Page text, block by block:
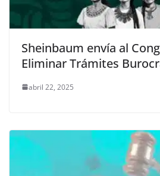
Sheinbaum envía al
Eliminar Trámites
abril 22, 2025